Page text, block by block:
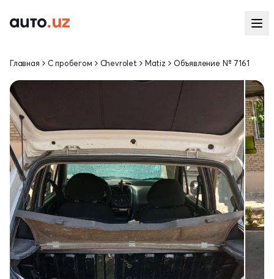
Главная С пробегом Chevrolet Matiz Объявление № 7161